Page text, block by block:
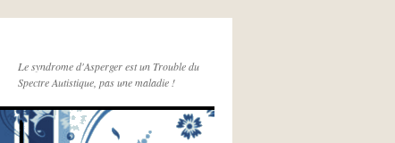
Le syndrome d'Asperger est un Trouble du
Spectre Autistique, pas une maladie !